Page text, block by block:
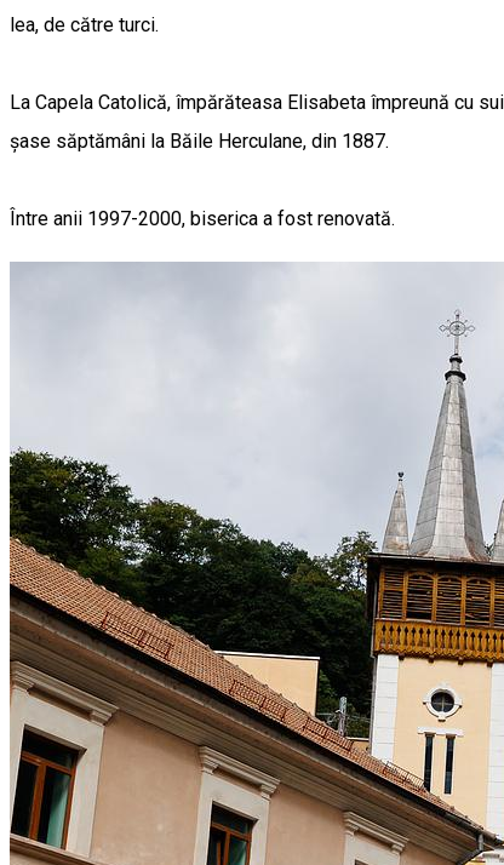
lea, de către turci.
La Capela Catolică, împărăteasa Elisabeta împreună cu
șase săptămâni la Băile Herculane, din 1887.
Între anii 1997-2000, biserica a fost renovată.